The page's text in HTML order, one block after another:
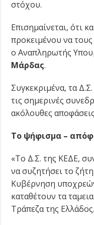
στόχου.
Επισημαίνεται, ότι
προκειμένου να
ο Αναπληρωτής
Μάρδας.
Συγκεκριμένα, τα
τις σημερινές
ακόλουθες
Το ψήφισμα –
«Το Δ.Σ. της ΚΕΔΕ,
να συζητήσει το
Κυβέρνηση
καταθέτουν τα
Τράπεζα της Ελλάδος.